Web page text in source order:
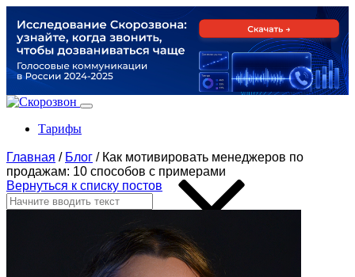
Тарифы
По задачам
Главная / Блог / Как мотивировать менеджеров по
продажам: 10 способов с примерами
Вернуться к списку постов